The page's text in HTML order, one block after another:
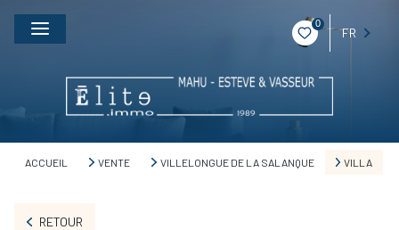
0
FR
ACCUEIL VENTE VILLELONGUE DE LA SALANQUE VILLA
RETOUR